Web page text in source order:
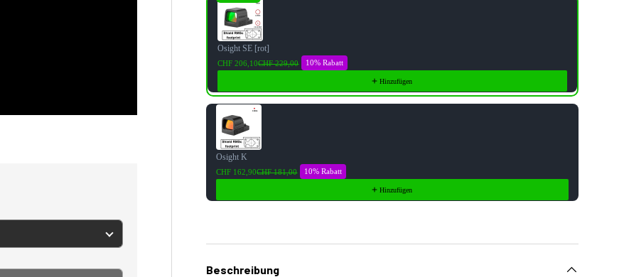
Osight SE [rot]
CHF 206,10CHF 229,00 10% Rabatt
Hinzufügen
Osight K
CHF 162,90CHF 181,00 10% Rabatt
Hinzufügen
Beschreibung